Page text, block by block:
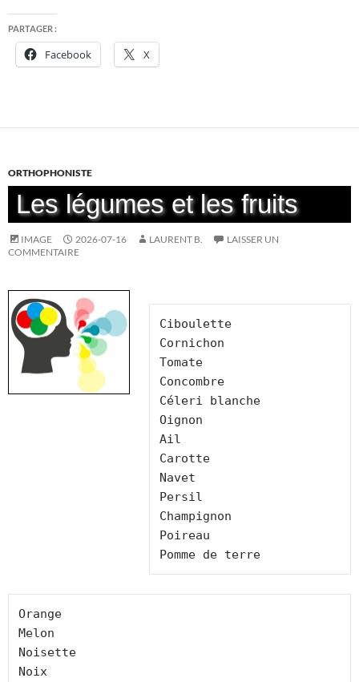
PARTAGER :
Facebook X
ORTHOPHONISTE
Les légumes et les fruits
IMAGE 2026-07-16 LAURENT B.
LAISSER UN
COMMENTAIRE
Ciboulette
Cornichon
Tomate
Concombre
Céleri blanche
Oignon
Ail
Carotte
Navet
Persil
Champignon
Poireau
Pomme de terre
Orange
Melon
Noisette
Noix